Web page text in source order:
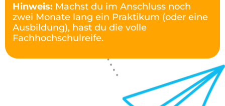
Hinweis: Machst du im Anschluss noch
zwei Monate lang ein Praktikum (oder eine
Ausbildung), hast du die volle
Fachhochschulreife.